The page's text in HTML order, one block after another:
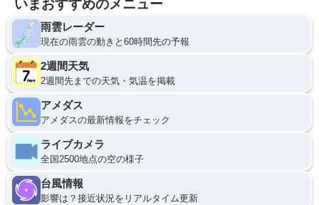
いまおすすめのメニュー
雨雲レーダー
現在の雨雲の動きと60時間先の予報
2週間天気
2週間先までの天気・気温を掲載
アメダス
アメダスの最新情報をチェック
ライブカメラ
全国2500地点の空の様子
台風情報
影響は？接近状況をリアルタイム更新